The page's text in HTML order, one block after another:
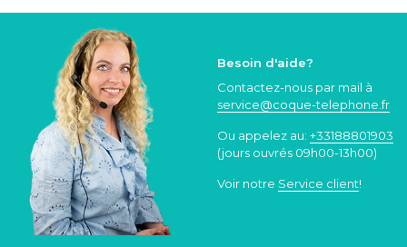
Besoin d'aide?
Contactez-nous par mail à
service@coque-telephone.fr
Ou appelez au: +33188801903
(jours ouvrés 09h00-13h00)
Voir notre Service client!